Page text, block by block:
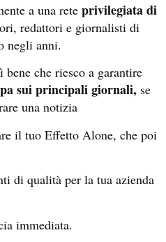
a una rete privilegiata di
redattori e giornalisti di
negli anni.
che riesco a garantire
sui principali giornali, se
una notizia
il tuo Effetto Alone, che poi
di qualità per la tua azienda
immediata.